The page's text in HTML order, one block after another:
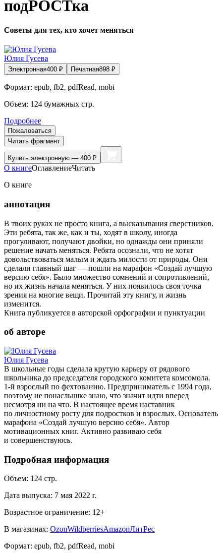
подРОСТка
Советы для тех, кто хочет меняться
Юлия Гусева
Электронная400 ₽ Печатная898 ₽
Формат: epub, fb2, pdfRead, mobi
Объем: 124 бумажных стр.
Подробнее
Пожаловаться
Читать фрагмент
Купить электронную — 400 ₽
О книгеОглавлениеЧитать
О книге
аннотация
В твоих руках не просто книга, а высказывания сверстников.
Эти ребята, так же, как и ты, ходят в школу, иногда
прогуливают, получают двойки, но однажды они приняли
решение начать меняться. Ребята осознали, что не хотят
довольствоваться малым и ждать милости от природы. Они
сделали главный шаг — пошли на марафон «Создай лучшую
версию себя». Было множество сомнений и сопротивлений,
но их жизнь начала меняться. У них появилось своя точка
зрения на многие вещи. Прочитай эту книгу, и жизнь
изменится.
Книга публикуется в авторской орфографии и пунктуации
об авторе
Юлия Гусева
В школьные годы сделала крутую карьеру от рядового
школьника до председателя городского комитета комсомола.
1-й взрослый по фехтованию. Предприниматель с 1994 года,
поэтому не понаслышке знаю, что значит идти вперед
несмотря ни на что. В настоящее время наставник
по личностному росту для подростков и взрослых. Основатель
марафона «Создай лучшую версию себя». Автор
мотивационных книг. Активно развиваю себя
и совершенствуюсь.
Подробная информация
Объем: 124 стр.
Дата выпуска: 7 мая 2022 г.
Возрастное ограничение: 12+
В магазинах: OzonWildberriesAmazonЛитРес
Формат: epub, fb2, pdfRead, mobi